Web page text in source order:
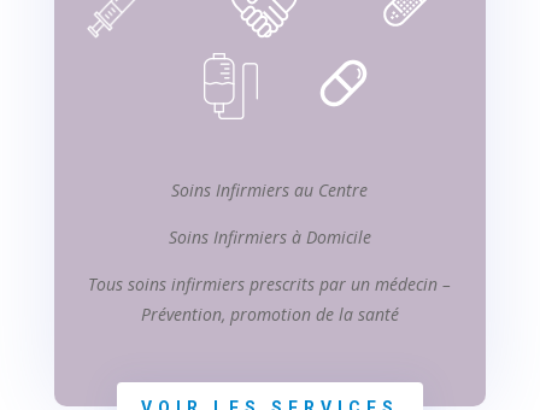
Soins Infirmiers au Centre
Soins Infirmiers à Domicile
Tous soins infirmiers prescrits par un médecin –
Prévention, promotion de la santé